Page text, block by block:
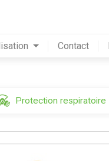
Contact
Protection respiratoire